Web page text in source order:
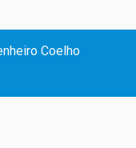
Coelho